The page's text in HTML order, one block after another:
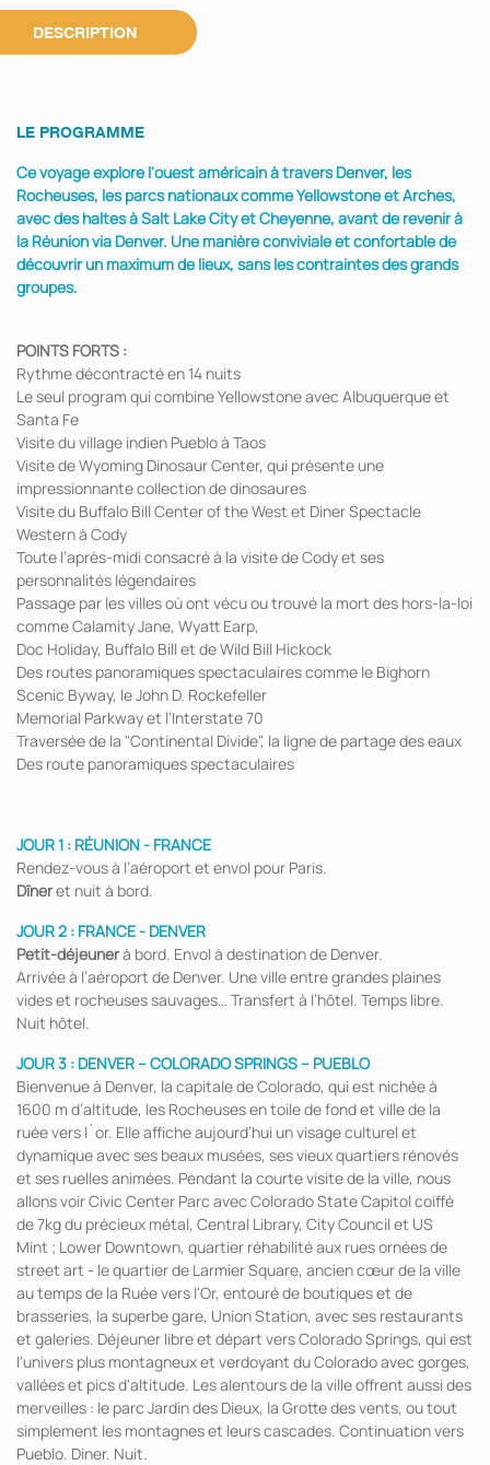
DESCRIPTION
LE PROGRAMME
Ce voyage explore l'ouest américain à travers Denver, les
Rocheuses, les parcs nationaux comme Yellowstone et Arches,
avec des haltes à Salt Lake City et Cheyenne, avant de revenir à
la Réunion via Denver. Une manière conviviale et confortable de
découvrir un maximum de lieux, sans les contraintes des grands
groupes.
POINTS FORTS :
Rythme décontracté en 14 nuits
Le seul program qui combine Yellowstone avec Albuquerque et
Santa Fe
Visite du village indien Pueblo à Taos
Visite de Wyoming Dinosaur Center, qui présente une
impressionnante collection de dinosaures
Visite du Buffalo Bill Center of the West et Diner Spectacle
Western à Cody
Toute l’après-midi consacré à la visite de Cody et ses
personnalités légendaires
Passage par les villes où ont vécu ou trouvé la mort des hors-la-loi
comme Calamity Jane, Wyatt Earp,
Doc Holiday, Buffalo Bill et de Wild Bill Hickock
Des routes panoramiques spectaculaires comme le Bighorn
Scenic Byway, le John D. Rockefeller
Memorial Parkway et l’Interstate 70
Traversée de la "Continental Divide", la ligne de partage des eaux
Des route panoramiques spectaculaires
JOUR 1 : RÉUNION - FRANCE
Rendez-vous à l’aéroport et envol pour Paris.
Dîneret nuit à bord.
JOUR 2 : FRANCE - DENVER
Petit-déjeunerà bord. Envol à destination de Denver.
Arrivée à l’aéroport de Denver. Une ville entre grandes plaines
vides et rocheuses sauvages… Transfert à l’hôtel. Temps libre.
Nuit hôtel.
JOUR 3 : DENVER – COLORADO SPRINGS – PUEBLO
Bienvenue à Denver, la capitale de Colorado, qui est nichée à
1600 m d’altitude, les Rocheuses en toile de fond et ville de la
ruée vers l`or. Elle affiche aujourd’hui un visage culturel et
dynamique avec ses beaux musées, ses vieux quartiers rénovés
et ses ruelles animées. Pendant la courte visite de la ville, nous
allons voir Civic Center Parc avec Colorado State Capitol coiffé
de 7kg du précieux métal, Central Library, City Council et US
Mint ; Lower Downtown, quartier réhabilité aux rues ornées de
street art - le quartier de Larmier Square, ancien cœur de la ville
au temps de la Ruée vers l'Or, entouré de boutiques et de
brasseries, la superbe gare, Union Station, avec ses restaurants
et galeries. Déjeuner libre et départ vers Colorado Springs, qui est
l'univers plus montagneux et verdoyant du Colorado avec gorges,
vallées et pics d'altitude. Les alentours de la ville offrent aussi des
merveilles : le parc Jardin des Dieux, la Grotte des vents, ou tout
simplement les montagnes et leurs cascades. Continuation vers
Pueblo. Diner. Nuit.